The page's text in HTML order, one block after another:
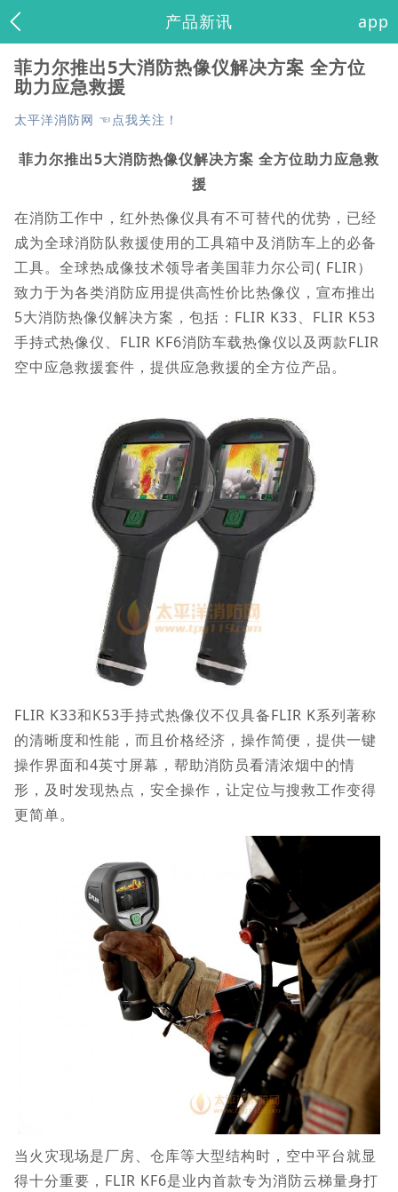
产品新讯 app
菲力尔推出5大消防热像仪解决方案 全方位
助力应急救援
太平洋消防网 ☜点我关注！
菲力尔推出5大消防热像仪解决方案 全方位助力应急救
援
在消防工作中，红外热像仪具有不可替代的优势，已经
成为全球消防队救援使用的工具箱中及消防车上的必备
工具。全球热成像技术领导者美国菲力尔公司( FLIR）
致力于为各类消防应用提供高性价比热像仪，宣布推出
5大消防热像仪解决方案，包括：FLIR K33、FLIR K53
手持式热像仪、FLIR KF6消防车载热像仪以及两款FLIR
空中应急救援套件，提供应急救援的全方位产品。
FLIR K33和K53手持式热像仪不仅具备FLIR K系列著称
的清晰度和性能，而且价格经济，操作简便，提供一键
操作界面和4英寸屏幕，帮助消防员看清浓烟中的情
形，及时发现热点，安全操作，让定位与搜救工作变得
更简单。
当火灾现场是厂房、仓库等大型结构时，空中平台就显
得十分重要，FLIR KF6是业内首款专为消防云梯量身打